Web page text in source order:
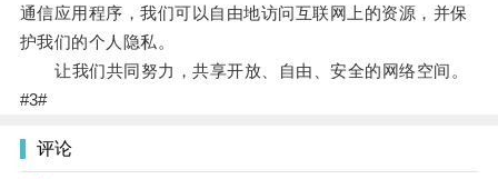
通信应用程序，我们可以自由地访问互联网上的资源，并保
护我们的个人隐私。
让我们共同努力，共享开放、自由、安全的网络空间。
#3#
评论